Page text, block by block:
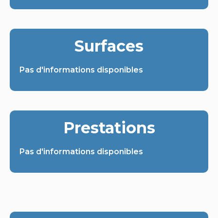
Surfaces
Pas d'informations disponibles
Prestations
Pas d'informations disponibles